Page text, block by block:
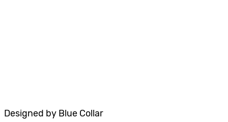
Designed by Blue Collar